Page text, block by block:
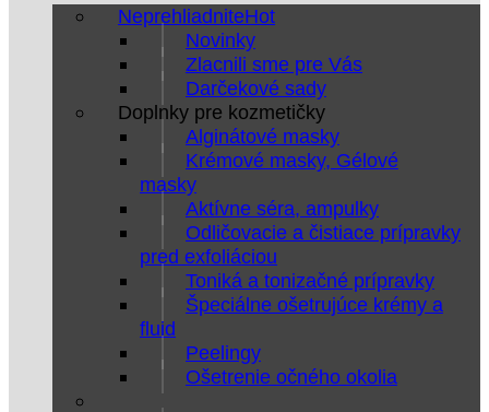
Neprehliadnite
Novinky
Zlacnili sme pre Vás
Darčekové sady
Doplnky pre kozmetičky
Alginátové masky
Krémové masky, Gélové
masky
Aktívne séra, ampulky
Odličovacie a čistiace prípravky
pred exfoliáciou
Toniká a tonizačné prípravky
Špeciálne ošetrujúce krémy a
fluid
Peelingy
Ošetrenie očného okolia